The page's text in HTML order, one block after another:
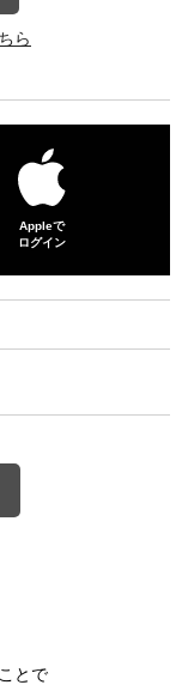
ら
Appleで
ログイン
とで